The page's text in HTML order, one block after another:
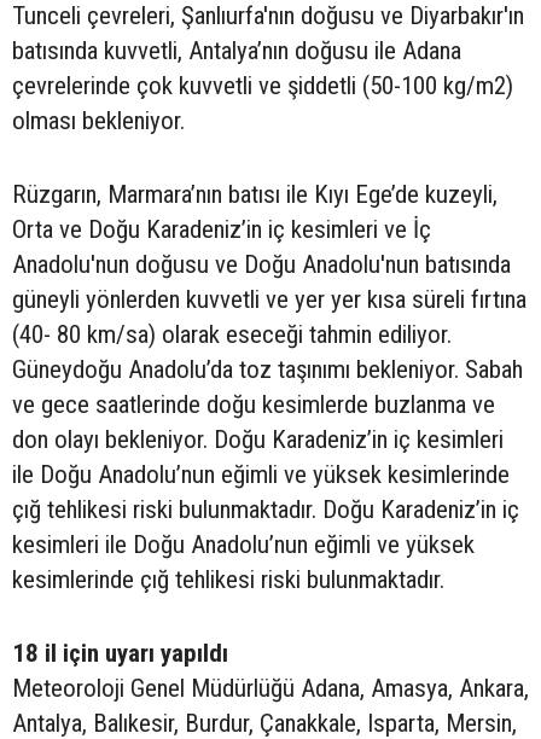
Tunceli çevreleri, Şanlıurfa'nın doğusu ve Diyarbakır'ın
batısında kuvvetli, Antalya’nın doğusu ile Adana
çevrelerinde çok kuvvetli ve şiddetli (50-100 kg/m2)
olması bekleniyor.
Rüzgarın, Marmara’nın batısı ile Kıyı Ege’de kuzeyli,
Orta ve Doğu Karadeniz’in iç kesimleri ve İç
Anadolu'nun doğusu ve Doğu Anadolu'nun batısında
güneyli yönlerden kuvvetli ve yer yer kısa süreli fırtına
(40- 80 km/sa) olarak eseceği tahmin ediliyor.
Güneydoğu Anadolu’da toz taşınımı bekleniyor. Sabah
ve gece saatlerinde doğu kesimlerde buzlanma ve
don olayı bekleniyor. Doğu Karadeniz’in iç kesimleri
ile Doğu Anadolu’nun eğimli ve yüksek kesimlerinde
çığ tehlikesi riski bulunmaktadır. Doğu Karadeniz’in iç
kesimleri ile Doğu Anadolu’nun eğimli ve yüksek
kesimlerinde çığ tehlikesi riski bulunmaktadır.
18 il için uyarı yapıldı
Meteoroloji Genel Müdürlüğü Adana, Amasya, Ankara,
Antalya, Balıkesir, Burdur, Çanakkale, Isparta, Mersin,